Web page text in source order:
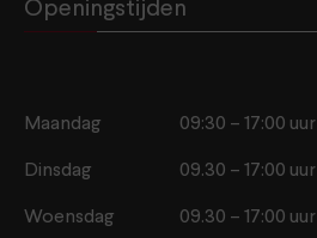
Openingstijden
Maandag 09:30 – 17:00 uur
Dinsdag 09.30 – 17:00 uur
Woensdag 09.30 – 17:00 uur